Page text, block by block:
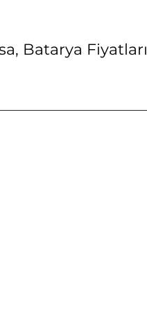
Batarya Fiyatları